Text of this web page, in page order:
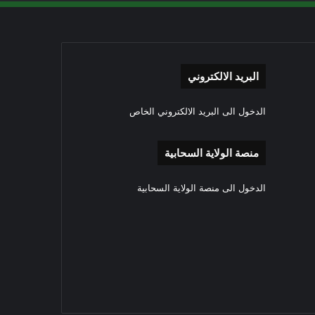
البريد الالكتروني
الدخول الى البريد الالكتروني الخاص
منصة الولاية السحابية
الدخول الى منصة الولاية السحابية